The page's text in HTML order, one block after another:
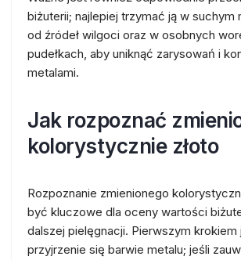
biżuterii; najlepiej trzymać ją w suchym
od źródeł wilgoci oraz w osobnych
pudełkach, aby uniknąć zarysowań i
metalami.
Jak rozpoznać
kolorystycznie złoto
Rozpoznanie zmienionego
być kluczowe dla oceny wartości
dalszej pielęgnacji. Pierwszym krokiem
przyjrzenie się barwie metalu; jeśli